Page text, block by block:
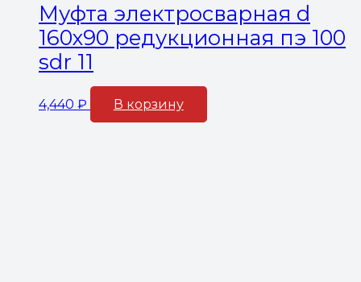
Муфта электросварная d
160х90 редукционная пэ 100
sdr 11
4,440 ₽ В корзину